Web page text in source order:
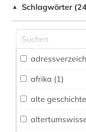
Geschichte
Geschichte der Pädagogik und des
Neulatein (24)
▲ Schlagwörter
afrika (1)